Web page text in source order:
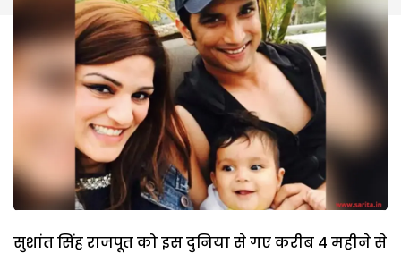
सुशांत सिंह राजपूत को इस दुनिया से गए करीब 4 महीने से